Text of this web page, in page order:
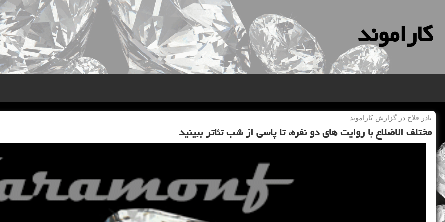
كاراموند
نادر فلاح در گزارش كاراموند:
مختلف الاضلاع با روایت های دو نفره، تا پاسی از شب تئاتر ببینید